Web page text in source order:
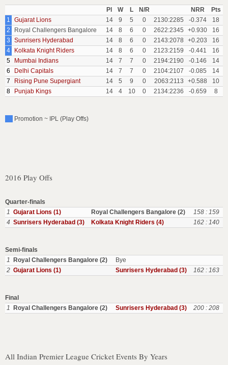
Pl W L N/R NRR
Pts
1
Gujarat Lions 14 9 5 0 2130:2285 -0.374
18
2
Royal Challengers Bangalore 14 8 6 0 2622:2345 +0.930
16
3
Sunrisers Hyderabad 14 8 6 0 2143:2078 +0.203
16
4
Kolkata Knight Riders 14 8 6 0 2123:2159 -0.441
16
5
Mumbai Indians 14 7 7 0 2194:2190 -0.146
14
6
Delhi Capitals 14 7 7 0 2104:2107 -0.085
14
7
Rising Pune Supergiant 14 5 9 0 2063:2113 +0.588
10
8
Punjab Kings 14 4 10 0 2134:2236 -0.659 8
Promotion ~ IPL (Play Offs)
2016 Play Offs
Quarter-finals
1 Gujarat Lions (1) Royal Challengers Bangalore (2)
158 : 159
4 Sunrisers Hyderabad (3) Kolkata Knight Riders (4) 162 : 140
Semi-finals
1
Royal Challengers Bangalore (2)
Bye
2 Gujarat Lions (1) Sunrisers Hyderabad (3) 162 : 163
Final
1
Royal Challengers Bangalore (2) Sunrisers Hyderabad (3) 200 : 208
All Indian Premier League Cricket Events By Years